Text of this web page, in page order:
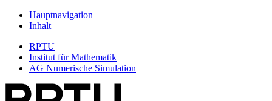
Hauptnavigation
Inhalt
RPTU
Institut für Mathematik
AG Numerische Simulation